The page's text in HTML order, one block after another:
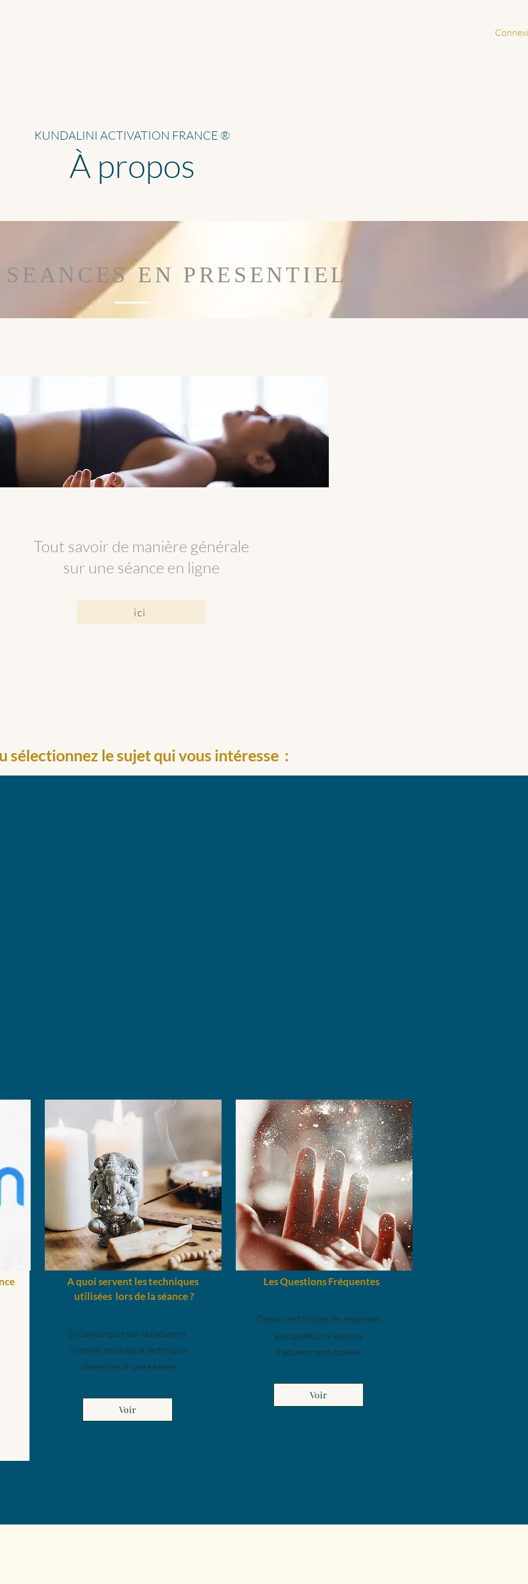
KUNDALINI ACTIVATION FRANCE ®
À propos
EN PRESENTIEL
Tout savoir de manière générale
sur une séance en ligne
ici
sélectionnez le sujet qui vous intéresse :
A quoi servent les techniques
utilisées lors de la séance ?
En Savoir plus sur la nature et
l'interêt de chaque technique
uilisée lors d'une séance.
Voir
Les Questions Fréquentes
Découvrez toutes les réponses
aux questions les plus
fréquemment posées
Voir